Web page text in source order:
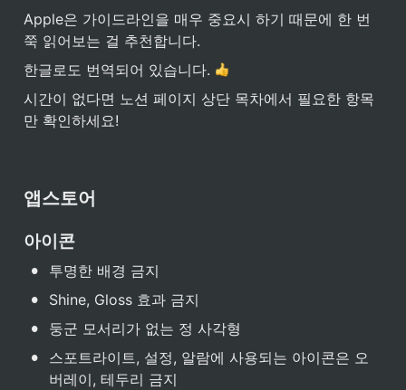
Apple은 가이드라인을 매우 중요시 하기 때문에 한 번
쭉 읽어보는 걸 추천합니다.
한글로도 번역되어 있습니다.
시간이 없다면 노션 페이지 상단 목차에서 필요한 항목
만 확인하세요!
앱스토어
아이콘
• 투명한 배경 금지
• Shine, Gloss 효과 금지
• 둥군 모서리가 없는 정 사각형
•
스포트라이트, 설정, 알람에 사용되는 아이콘은 오
버레이, 테두리 금지